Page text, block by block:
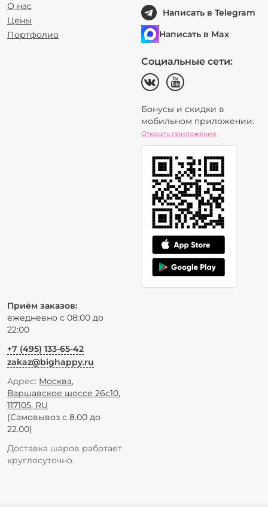
О нас
Цены
Портфолио
Написать в Telegram
Написать в Max
Социальные сети:
Бонусы и скидки в
мобильном приложении:
Открыть приложение
Приём заказов:
ежедневно с 08:00 до
22:00
+7 (495) 133-65-42
zakaz@bighappy.ru
Адрес: Москва,
Варшавское шоссе 26с10,
117105, RU
(Самовывоз с 8.00 до
22.00)
Доставка шаров работает
круглосуточно.